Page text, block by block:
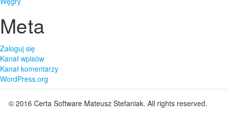
Meta
Zaloguj się
Kanał wpisów
Kanał komentarzy
WordPress.org
© 2016 Certa Software Mateusz Stefaniak. All rights reserved.